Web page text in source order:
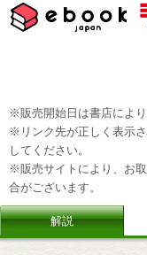
※販売開始日は書店により
※リンク先が正しく表示
してください。
※販売サイトにより、お
合がございます。
解説